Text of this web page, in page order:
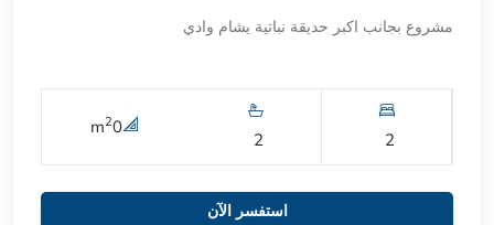
مشروع بجانب اكبر حديقة نباتية يشام وادي
2
2
0
m2
استفسر الآن